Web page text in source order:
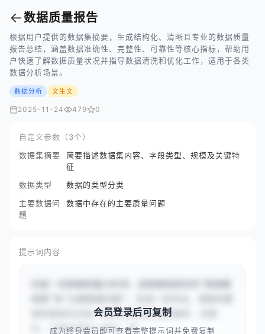
←数据质量报告
根据用户提供的数据集摘要，生成结构化、清晰且专业的数据质量
报告总结，涵盖数据准确性、完整性、可靠性等核心指标，帮助用
户快速了解数据质量状况并指导数据清洗和优化工作，适用于各类
数据分析场景。
数据分析 文生文
2025-11-24 479 0
自定义参数（3个）
数据集摘要
简要描述数据集内容、字段类型、规模及关键特
征
数据类型
数据的类型分类
主要数据问
题
数据中存在的主要质量问题
提示词内容
据质量报告总结。报告应涵盖数据准确性、完整
性、可靠性等核心指标，帮...
会员登录后可复制
成为终身会员即可查看完整提示词并免费复制